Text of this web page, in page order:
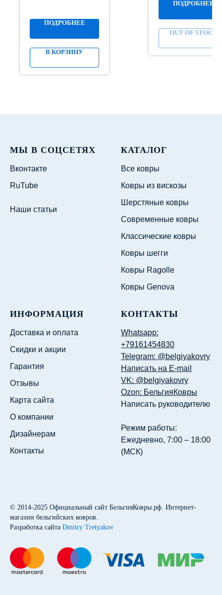
ПОДРОБНЕЕ
В КОРЗИНУ
ПОДРОБНЕЕ
OUT OF STOCK
МЫ В СОЦСЕТЯХ
Вконтакте
RuTube
Наши статьи
КАТАЛОГ
Все ковры
Ковры из вискозы
Шерстяные ковры
Современные ковры
Классические ковры
Ковры шегги
Ковры Ragolle
Ковры Genova
ИНФОРМАЦИЯ
Доставка и оплата
Скидки и акции
Гарантия
Отзывы
Карта сайта
О компании
Дизайнерам
Контакты
КОНТАКТЫ
Whatsapp:
+79161454830
Telegram: @belgiyakovry
Написать на E-mail
VK: @belgiyakovry
Ozon: БельгияКовры
Написать руководителю
Режим работы:
Ежедневно, 7:00 – 18:00
(МСК)
© 2014-2025 Официальный сайт БельгияКовры.рф . Интернет-
магазин бельгийских ковров.
Разработка сайта Dmitry Tretyakov